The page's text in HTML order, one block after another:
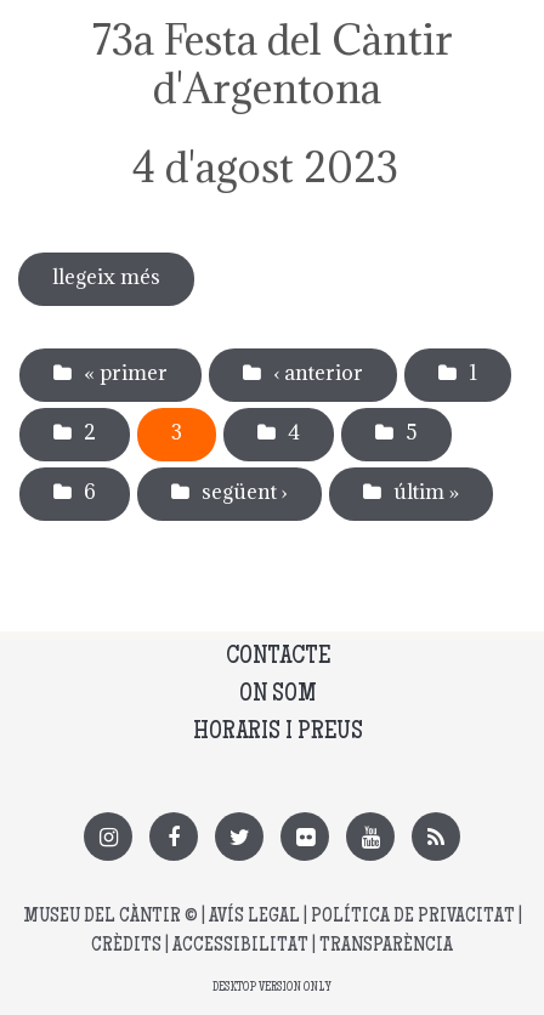
73a Festa del Càntir
d'Argentona
4 d'agost 2023
llegeix més sobre 73a festa del càntir
Pàgines
« primer ‹ anterior 1
2 3 4 5
6 següent › últim »
CONTACTE
ON SOM
HORARIS I PREUS
MUSEU DEL CÀNTIR © | AVÍS LEGAL POLÍTICA DE PRIVACITAT
CRÈDITS ACCESSIBILITAT TRANSPARÈNCIA
DESKTOP VERSION ONLY